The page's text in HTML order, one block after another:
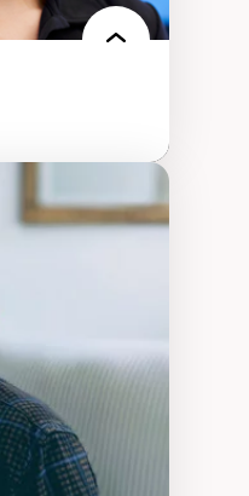
électronique
des
à l’intelligence
machine et les
technologies